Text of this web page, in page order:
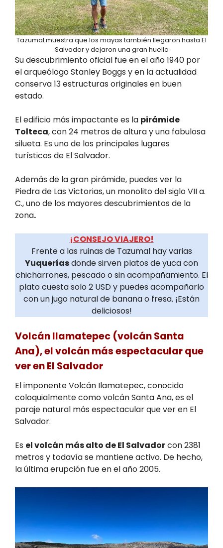
Tazumal muestra que los mayas también llegaron hasta El
Salvador y dejaron una gran huella
Su descubrimiento oficial fue en el año 1940 por
el arqueólogo Stanley Boggs y en la actualidad
conserva 13 estructuras originales en buen
estado.
El edificio más impactante es la pirámide
Tolteca, con 24 metros de altura y una fabulosa
silueta. Es uno de los principales lugares
turísticos de El Salvador.
Además de la gran pirámide, puedes ver la
Piedra de Las Victorias, un monolito del siglo VII a.
C., uno de los mayores descubrimientos de la
zona.
¡CONSEJO VIAJERO!
Frente a las ruinas de Tazumal hay varias
Yuqueríasdonde sirven platos de yuca con
chicharrones, pescado o sin acompañamiento. El
plato cuesta solo 2 USD y puedes acompañarlo
con un jugo natural de banana o fresa. ¡Están
deliciosos!
Volcán Ilamatepec (volcán Santa
Ana), el volcán más espectacular que
ver en El Salvador
El imponente Volcán Ilamatepec, conocido
coloquialmente como volcán Santa Ana, es el
paraje natural más espectacular que ver en El
Salvador.
Es el volcán más alto de El Salvadorcon 2381
metros y todavía se mantiene activo. De hecho,
la última erupción fue en el año 2005.